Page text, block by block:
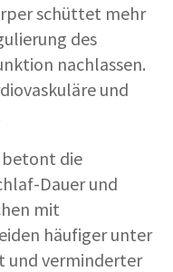
schüttet mehr
des
nachlassen.
und
betont die
Dauer und
mit
häufiger unter
und verminderter